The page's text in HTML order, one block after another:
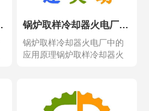
及经济效益 锅炉取样冷却器火电厂中的应用原理
锅炉取样冷却器火电厂中的
应用原理锅炉取样冷却器火